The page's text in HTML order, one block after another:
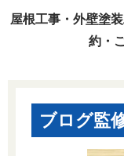
屋根工事・外壁塗
約・
ブログ監